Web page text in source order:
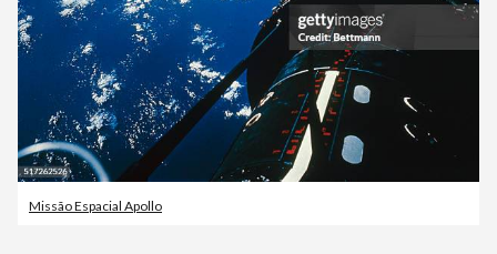
Missão Espacial Apollo